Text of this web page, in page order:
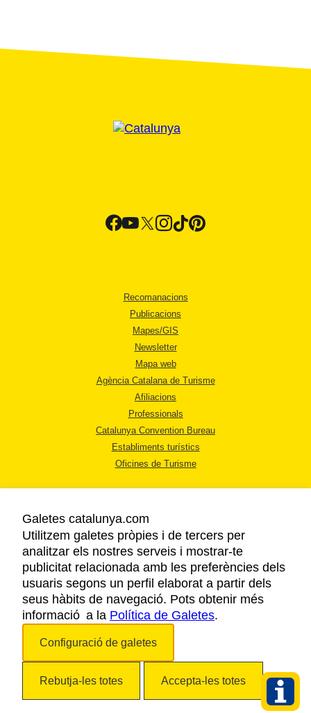
Recomanacions
Publicacions
Mapes/GIS
Newsletter
Mapa web
Agència Catalana de Turisme
Afiliacions
Professionals
Catalunya Convention Bureau
Establiments turístics
Oficines de Turisme
AVÍS LEGAL
POLÍTICA DE PRIVACITAT
COOKIES
ACCESSIBILITAT
Galetes catalunya.com
Utilitzem galetes pròpies i de tercers per
analitzar els nostres serveis i mostrar-te
publicitat relacionada amb les preferències dels
usuaris segons un perfil elaborat a partir dels
seus hàbits de navegació. Pots obtenir més
informació a la Política de Galetes.
Configuració de galetes
Rebutja-les totes Accepta-les totes